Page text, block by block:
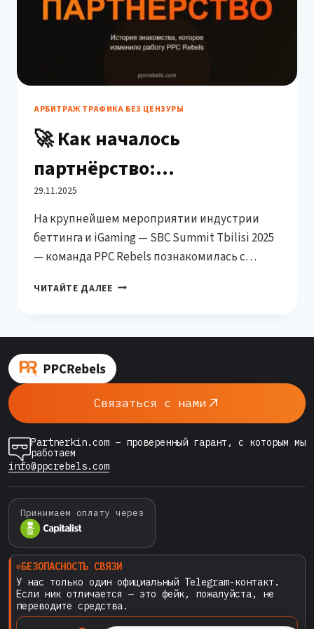
АРБИТРАЖ ТРАФИКА БЕЗ ЦЕНЗУРЫ
🚀 Как началось
партнёрство:
судьбоносная встреча в
Тбилиси – Credexon & PPC
Rebels
29.11.2025
На крупнейшем мероприятии индустрии
беттинга и iGaming — SBC Summit Tbilisi 2025
— команда PPC Rebels познакомилась с
Конференция проходила 15–16 октября 2025
сильные эксперты рынка. Credexon — это
динамично развивающаяся компания из
fantasy-gaming, но…
ЧИТАЙТЕ ДАЛЕЕ🚀
ВСТРЕЧА
В
–
PPC
Связаться с нами
Partnerkin.com – проверенный гарант, с которым мы
работаем
info@ppcrebels.com
Принимаем оплату через
БЕЗОПАСНОСТЬ СВЯЗИ
У нас только один официальный Telegram-контакт.
Если ник отличается — это фейк, пожалуйста, не
переводите средства.